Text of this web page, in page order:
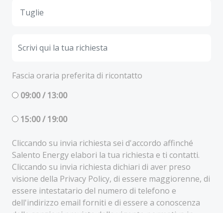
Fascia oraria preferita di ricontatto
09:00 / 13:00
15:00 / 19:00
Cliccando su invia richiesta sei d'accordo affinché
Salento Energy elabori la tua richiesta e ti contatti.
Cliccando su invia richiesta dichiari di aver preso
visione della Privacy Policy, di essere maggiorenne, di
essere intestatario del numero di telefono e
dell'indirizzo email forniti e di essere a conoscenza